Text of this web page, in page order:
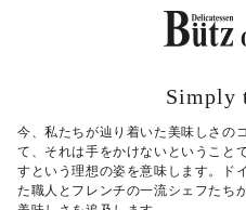
Simply
今、私たちが辿り着いた美味しさの
て、それは手をかけないということ
すという理想の姿を意味します。ド
た職人とフレンチの一流シェフたち